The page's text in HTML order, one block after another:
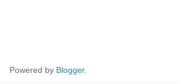
Powered by Blogger.